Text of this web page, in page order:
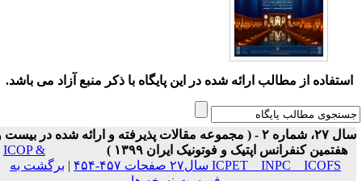
استفاده از مطالب ارائه شده در این پایگاه با ذکر منبع آزاد می باشد.
سال ۲۷، شماره ۲ - ( مجموعه مقالات پذیرفته و ارائه شده در بیست و
هفتمین کنفرانس اپتیک و فوتونیک ایران ۱۳۹۹ )
ICOP &
ICPET _ INPC _ ICOFS سال۲۷ صفحات ۴۵۷-۴۵۴
|برگشت به